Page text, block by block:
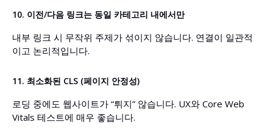
10. 이전/다음 링크는 동일 카테고리 내에서만
내부 링크 시 무작위 주제가 섞이지 않습니다. 연결이 일관적
이고 논리적입니다.
11. 최소화된 CLS (페이지 안정성)
로딩 중에도 웹사이트가 “튀지” 않습니다. UX와 Core Web
Vitals 테스트에 매우 좋습니다.